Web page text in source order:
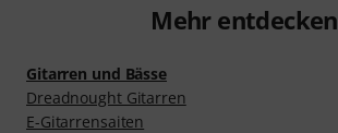
Mehr entdecken
Gitarren und Bässe
Dreadnought Gitarren
E-Gitarrensaiten